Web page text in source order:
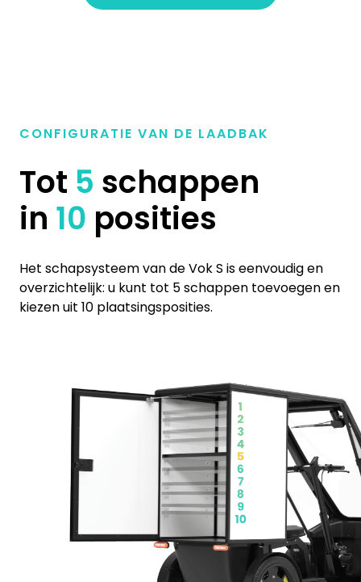
CONFIGURATIE VAN DE LAADBAK
Tot 5 schappen
in 10 posities
Het schapsysteem van de Vok S is eenvoudig en
overzichtelijk: u kunt tot 5 schappen toevoegen en
kiezen uit 10 plaatsingsposities.